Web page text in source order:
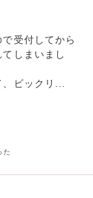
受付してから
しまいまし
ビックリ...
た